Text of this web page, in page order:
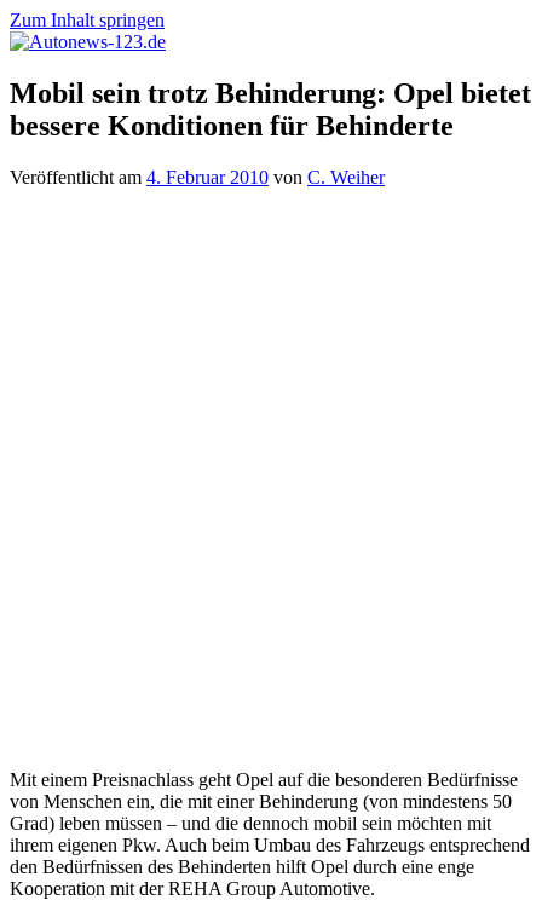
Zum Inhalt springen
Autonews-
123.de
Autonews
mit
Charme
Mobil sein trotz Behinderung: Opel bietet
bessere Konditionen für Behinderte
Veröffentlicht am 4. Februar 2010 von C. Weiher
Mit einem Preisnachlass geht Opel auf die besonderen Bedürfnisse
von Menschen ein, die mit einer Behinderung (von mindestens 50
Grad) leben müssen – und die dennoch mobil sein möchten mit
ihrem eigenen Pkw. Auch beim Umbau des Fahrzeugs entsprechend
den Bedürfnissen des Behinderten hilft Opel durch eine enge
Kooperation mit der REHA Group Automotive.